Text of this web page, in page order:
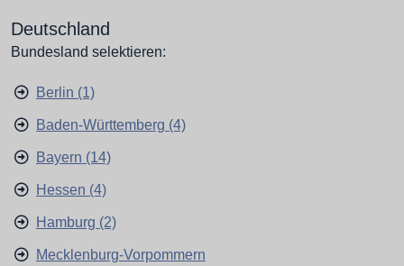
Deutschland
Bundesland selektieren:
Berlin (1)
Baden-Württemberg (4)
Bayern (14)
Hessen (4)
Hamburg (2)
Mecklenburg-Vorpommern